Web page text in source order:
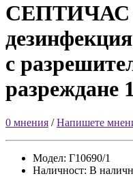
СЕПТИЧАС -
с
разреждане
0 мнения /Напишете
Модел: Г10690/1
Наличност: В